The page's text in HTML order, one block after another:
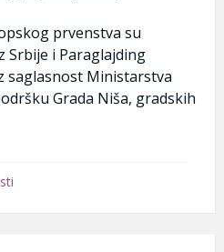
prvenstva su
Srbije i Paraglajding
saglasnost Ministarstva
Grada Niša, gradskih